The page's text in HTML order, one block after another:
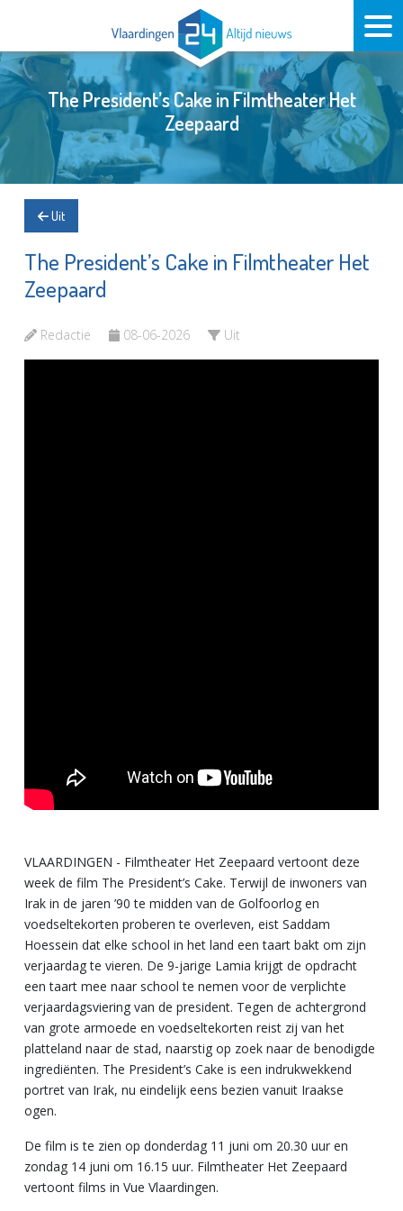
The President’s Cake in Filmtheater Het
Zeepaard
Uit
The President’s Cake in Filmtheater Het
Zeepaard
Redactie 08-06-2026 Uit
VLAARDINGEN - Filmtheater Het Zeepaard vertoont deze
week de film The President’s Cake. Terwijl de inwoners van
Irak in de jaren ’90 te midden van de Golfoorlog en
voedseltekorten proberen te overleven, eist Saddam
Hoessein dat elke school in het land een taart bakt om zijn
verjaardag te vieren. De 9-jarige Lamia krijgt de opdracht
een taart mee naar school te nemen voor de verplichte
verjaardagsviering van de president. Tegen de achtergrond
van grote armoede en voedseltekorten reist zij van het
platteland naar de stad, naarstig op zoek naar de benodigde
ingrediënten. The President’s Cake is een indrukwekkend
portret van Irak, nu eindelijk eens bezien vanuit Iraakse
ogen.
De film is te zien op donderdag 11 juni om 20.30 uur en
zondag 14 juni om 16.15 uur. Filmtheater Het Zeepaard
vertoont films in Vue Vlaardingen.